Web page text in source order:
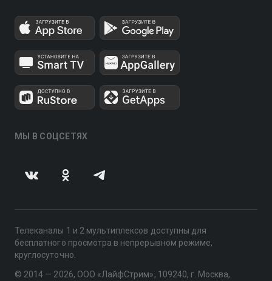
МЫ В СОЦСЕТЯХ
Телеканалы 1 и 2 мультиплексов доступны для
бесплатного просмотра в непрерывном режиме,
круглосуточно.
© 2014 — 2026, ООО «ЛайфСтрим», 109240, г. Москва,